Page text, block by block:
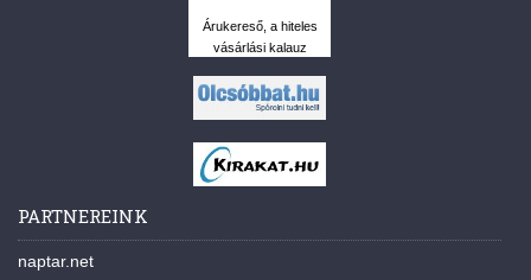
Árukereső, a hiteles
vásárlási kalauz
PARTNEREINK
naptar.net